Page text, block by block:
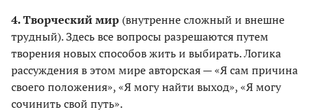
4. Творческий мир (внутренне сложный и внешне
трудный). Здесь все вопросы разрешаются путем
творения новых способов жить и выбирать. Логика
рассуждения в этом мире авторская — «Я сам причина
своего положения», «Я могу найти выход», «Я могу
сочинить свой путь».